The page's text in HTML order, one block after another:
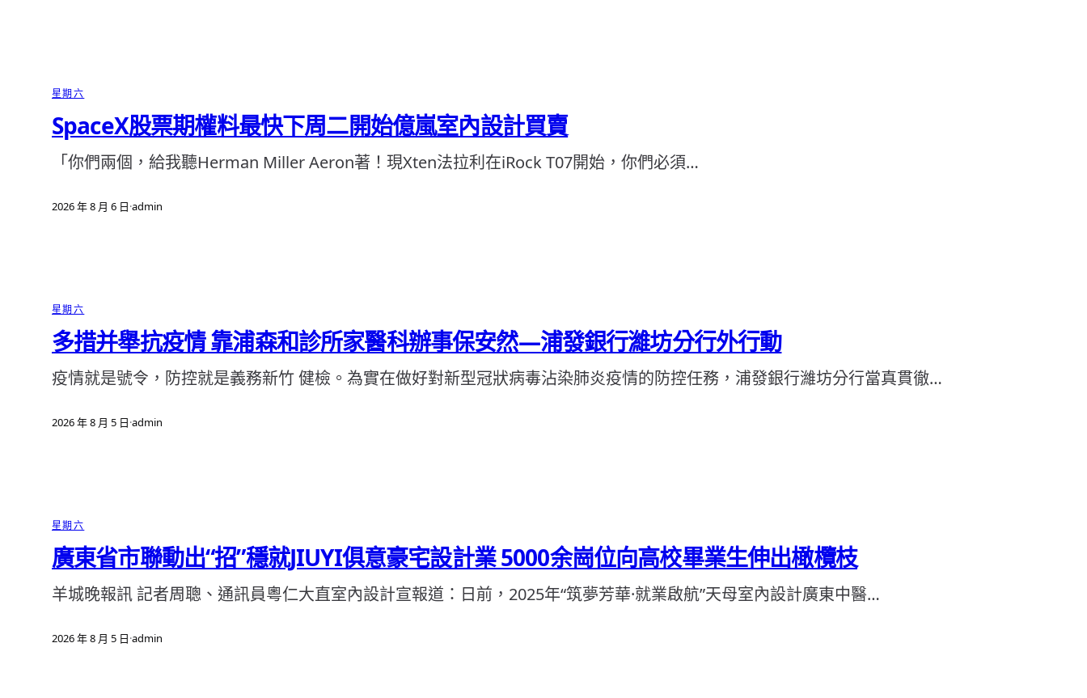
星期六
SpaceX股票期權料最快下周二開始億嵐室內設計買賣
「你們兩個，給我聽Herman Miller Aeron著！現Xten法拉利在iRock T07開始，你們必須…
2026 年 8 月 6 日·admin
星期六
多措并舉抗疫情 靠浦森和診所家醫科辦事保安然—浦發銀行濰坊分行外行動
疫情就是號令，防控就是義務新竹 健檢。為實在做好對新型冠狀病毒沾染肺炎疫情的防控任務，浦發銀行濰坊分行當真貫徹…
2026 年 8 月 5 日·admin
星期六
廣東省市聯動出“招”穩就JIUYI俱意豪宅設計業 5000余崗位向高校畢業生伸出橄欖枝
羊城晚報訊 記者周聰、通訊員粵仁大直室內設計宣報道：日前，2025年“筑夢芳華·就業啟航”天母室內設計廣東中醫…
2026 年 8 月 5 日·admin